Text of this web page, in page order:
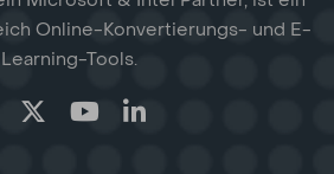
Online-Konvertierungs- und E-
Learning-Tools.